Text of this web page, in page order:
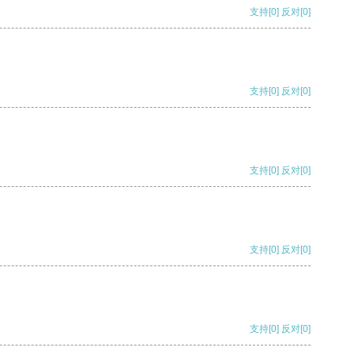
支持[0] 反对[0]
支持[0] 反对[0]
支持[0] 反对[0]
支持[0] 反对[0]
支持[0] 反对[0]